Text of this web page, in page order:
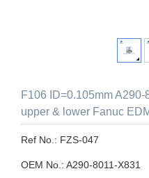
F106 ID=0.105mm
upper & lower Fanuc
Ref No.: FZS-047
OEM No.: A290-8011-X831